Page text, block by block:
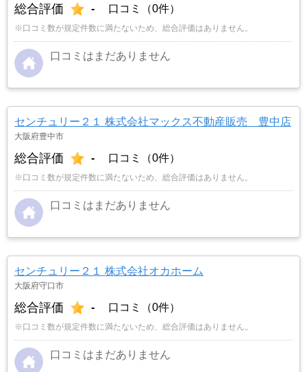
総合評価 - 口コミ（0件）
※口コミ数が規定件数に満たないため、総合評価はありません。
口コミはまだありません
センチュリー２１ 株式会社マックス不動産販売 豊中店
大阪府豊中市
総合評価 - 口コミ（0件）
※口コミ数が規定件数に満たないため、総合評価はありません。
口コミはまだありません
センチュリー２１ 株式会社オカホーム
大阪府守口市
総合評価 - 口コミ（0件）
※口コミ数が規定件数に満たないため、総合評価はありません。
口コミはまだありません